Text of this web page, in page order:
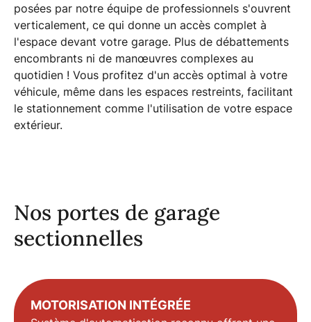
posées par notre équipe de professionnels s'ouvrent
verticalement, ce qui donne un accès complet à
l'espace devant votre garage. Plus de débattements
encombrants ni de manœuvres complexes au
quotidien ! Vous profitez d'un accès optimal à votre
véhicule, même dans les espaces restreints, facilitant
le stationnement comme l'utilisation de votre espace
extérieur.
Nos portes de garage
sectionnelles
MOTORISATION INTÉGRÉE